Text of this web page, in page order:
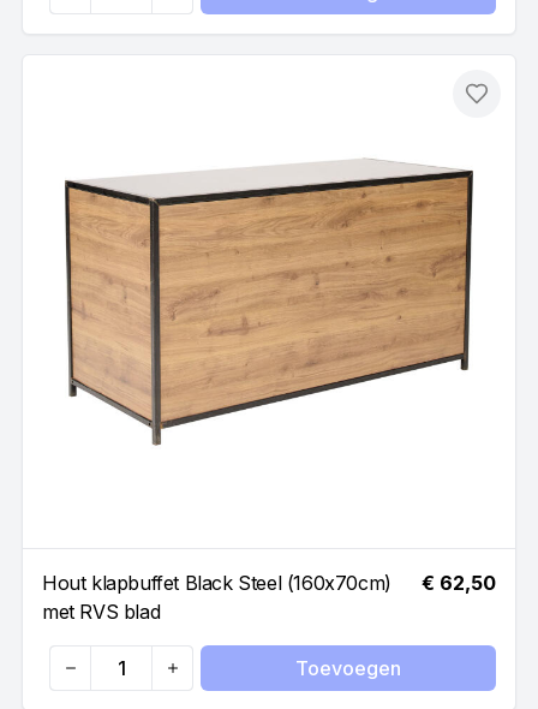
Hout klapbuffet Black Steel (160x70cm)
met RVS blad
€ 62,50
Quantity
Toevoegen